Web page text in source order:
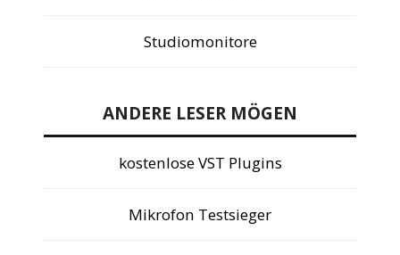
Studiomonitore
ANDERE LESER MÖGEN
kostenlose VST Plugins
Mikrofon Testsieger